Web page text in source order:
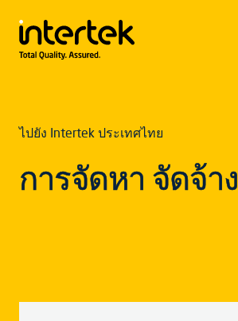
ไปยัง Intertek ประเทศไทย
การจัดหา จัดจ้าง